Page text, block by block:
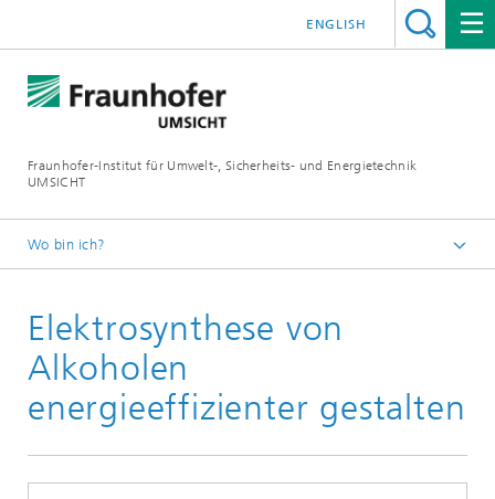
Fraunhofer-Institut für Umwelt-, Sicherheits- und Energietechnik
UMSICHT
ENGLISH
Wo bin ich?
Presse
Pressemitteilungen, Interviews und Meldungen
Elektrosynthese von
Alkoholen
energieeffizienter gestalten